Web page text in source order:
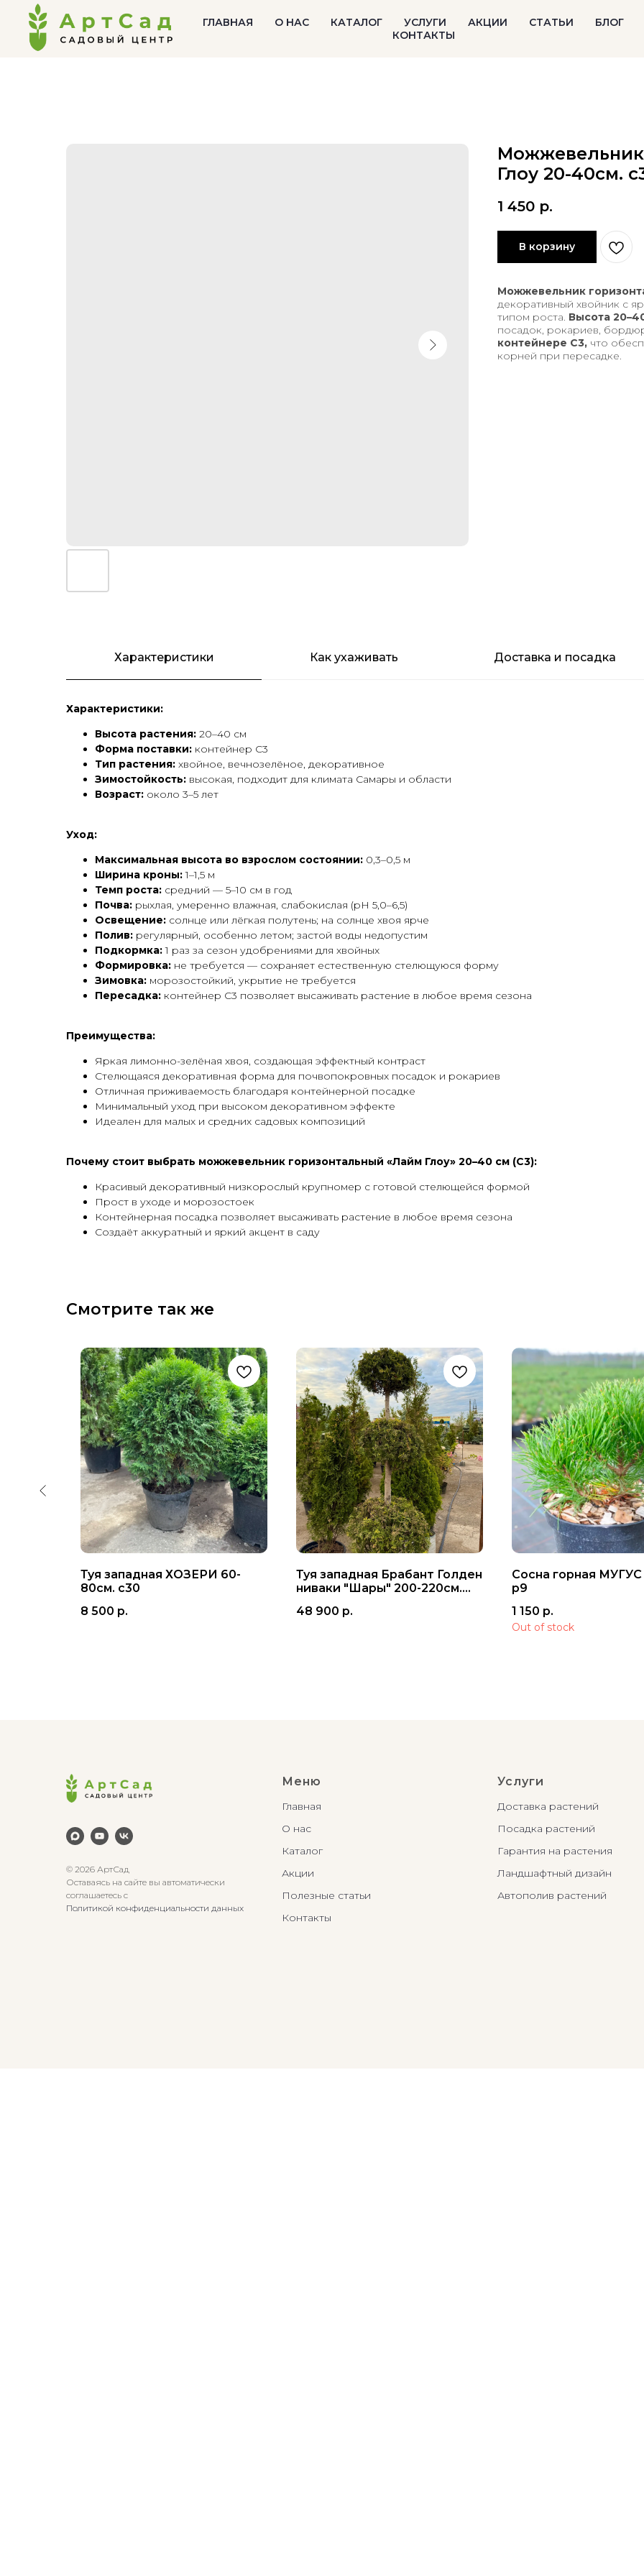
ГЛАВНАЯ О НАС КАТАЛОГ УСЛУГИ АКЦИИ СТАТЬИ
БЛОГ
КОНТАКТЫ
Глоу 20-40см.
1 450 р.
В корзину
Можжевельник
декоративный хвойник с
типом роста. Высота
посадок, рокариев,
контейнере С3, что
корней при пересадке.
Характеристики Как ухаживать Доставка и посадка
Характеристики:
Высота растения: 20–40 см
Форма поставки: контейнер С3
Тип растения: хвойное, вечнозелёное, декоративное
Зимостойкость: высокая, подходит для климата Самары и области
Возраст: около 3–5 лет
Уход:
Максимальная высота во взрослом состоянии: 0,3–0,5 м
Ширина кроны:1–1,5 м
Темп роста: средний — 5–10 см в год
Почва: рыхлая, умеренно влажная, слабокислая (pH 5,0–6,5)
Освещение: солнце или лёгкая полутень; на солнце хвоя ярче
Полив: регулярный, особенно летом; застой воды недопустим
Подкормка:1 раз за сезон удобрениями для хвойных
Формировка: не требуется — сохраняет естественную стелющуюся форму
Зимовка: морозостойкий, укрытие не требуется
Пересадка: контейнер С3 позволяет высаживать растение в любое время сезона
Преимущества:
Яркая лимонно-зелёная хвоя, создающая эффектный контраст
Стелющаяся декоративная форма для почвопокровных посадок и рокариев
Отличная приживаемость благодаря контейнерной посадке
Минимальный уход при высоком декоративном эффекте
Идеален для малых и средних садовых композиций
Почему стоит выбрать можжевельник горизонтальный «Лайм Глоу» 20–40 см (С3):
Красивый декоративный низкорослый крупномер с готовой стелющейся формой
Прост в уходе и морозостоек
Контейнерная посадка позволяет высаживать растение в любое время сезона
Создаёт аккуратный и яркий акцент в саду
Смотрите так же
Туя западная ХОЗЕРИ 60-
80см. с30
8 500 р.
Туя западная Брабант Голден
ниваки "Шары" 200-220см.
48 900 р.
Сосна горная МУГУС
p9
1 150 р.
Out of stock
© 2026 АртСад
Оставаясь на сайте вы автоматически
соглашаетесь с
Политикой конфиденциальности данных
Меню
Главная
О нас
Каталог
Акции
Полезные статьи
Контакты
Услуги
Доставка растений
Посадка растений
Гарантия на растения
Ландшафтный дизайн
Автополив растений